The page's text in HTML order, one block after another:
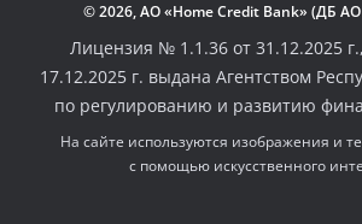
© 2026, АО «Home Credit Bank» (ДБ
Лицензия № 1.1.36 от 31.12.2025
17.12.2025 г. выдана Агентством
по регулированию и развитию
На сайте используются изображения и
с помощью искусственного